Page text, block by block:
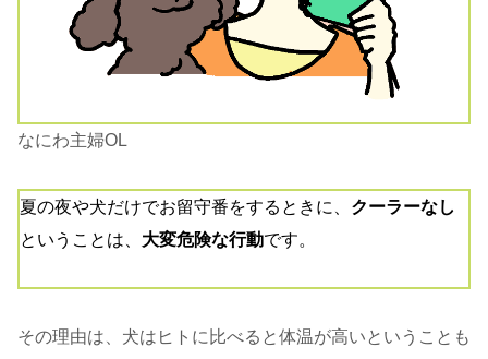
なにわ主婦OL
夏の夜や犬だけでお留守番をするときに、 クーラーなし
ということは、 大変危険な行動です。
その理由は、犬はヒトに比べると体温が高いということも